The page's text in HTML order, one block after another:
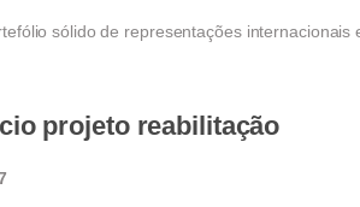
sólido de representações
projeto reabilitação